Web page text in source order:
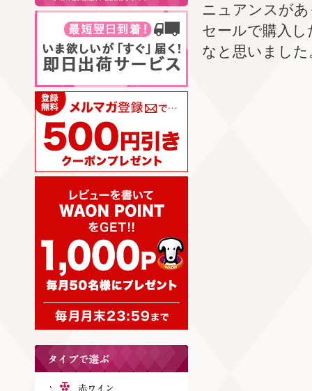
ニュアンスが
セールで購入
なと思いました